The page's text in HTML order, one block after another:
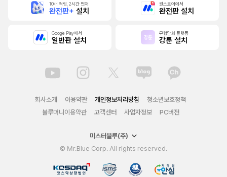
10배 적립, 2시간 먼저
완전판+ 설치
원스토어에서
완전판 설치
Google Play에서
일반판 설치
무협만화 플랫폼
강툰 설치
회사소개 이용약관 개인정보처리방침
청소년보호정책
블루머니이용약관
고객센터 사업자정보 PC버전
미스터블루(주)
© Mr.Blue Corp. All rights reserved.